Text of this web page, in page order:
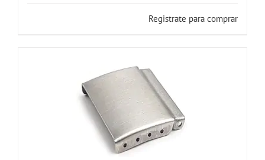
Registrate para comprar